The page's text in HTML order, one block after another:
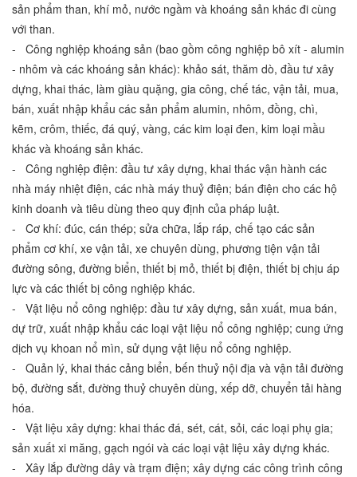
sản phẩm than, khí mỏ, nước ngầm và khoáng sản khác đi cùng
với than.
- Công nghiệp khoáng sản (bao gồm công nghiệp bô xít - alumin
- nhôm và các khoáng sản khác): khảo sát, thăm dò, đầu tư xây
dựng, khai thác, làm giàu quặng, gia công, chế tác, vận tải, mua,
bán, xuất nhập khẩu các sản phẩm alumin, nhôm, đồng, chì,
kẽm, crôm, thiếc, đá quý, vàng, các kim loại đen, kim loại mầu
khác và khoáng sản khác.
- Công nghiệp điện: đầu tư xây dựng, khai thác vận hành các
nhà máy nhiệt điện, các nhà máy thuỷ điện; bán điện cho các hộ
kinh doanh và tiêu dùng theo quy định của pháp luật.
- Cơ khí: đúc, cán thép; sửa chữa, lắp ráp, chế tạo các sản
phẩm cơ khí, xe vận tải, xe chuyên dùng, phương tiện vận tải
đường sông, đường biển, thiết bị mỏ, thiết bị điện, thiết bị chịu áp
lực và các thiết bị công nghiệp khác.
- Vật liệu nổ công nghiệp: đầu tư xây dựng, sản xuất, mua bán,
dự trữ, xuất nhập khẩu các loại vật liệu nổ công nghiệp; cung ứng
dịch vụ khoan nổ mìn, sử dụng vật liệu nổ công nghiệp.
- Quản lý, khai thác cảng biển, bến thuỷ nội địa và vận tải đường
bộ, đường sắt, đường thuỷ chuyên dùng, xếp dỡ, chuyển tải hàng
hóa.
- Vật liệu xây dựng: khai thác đá, sét, cát, sỏi, các loại phụ gia;
sản xuất xi măng, gạch ngói và các loại vật liệu xây dựng khác.
- Xây lắp đường dây và trạm điện; xây dựng các công trình công